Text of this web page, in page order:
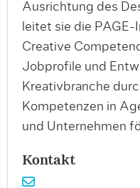
Ausrichtung des
leitet sie die
Creative
Jobprofile und
Kreativbranche
Kompetenzen in
und Unternehmen
Kontakt